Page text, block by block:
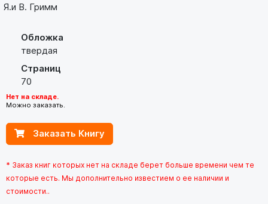
Я.и В. Гримм
Обложка
твердая
Страниц
70
Нет на складе.
Можно заказать.
Заказать Книгу
* Заказ книг которых нет на складе берет больше времени чем те
которые есть. Мы дополнительно известием о ее наличии и
стоимости..